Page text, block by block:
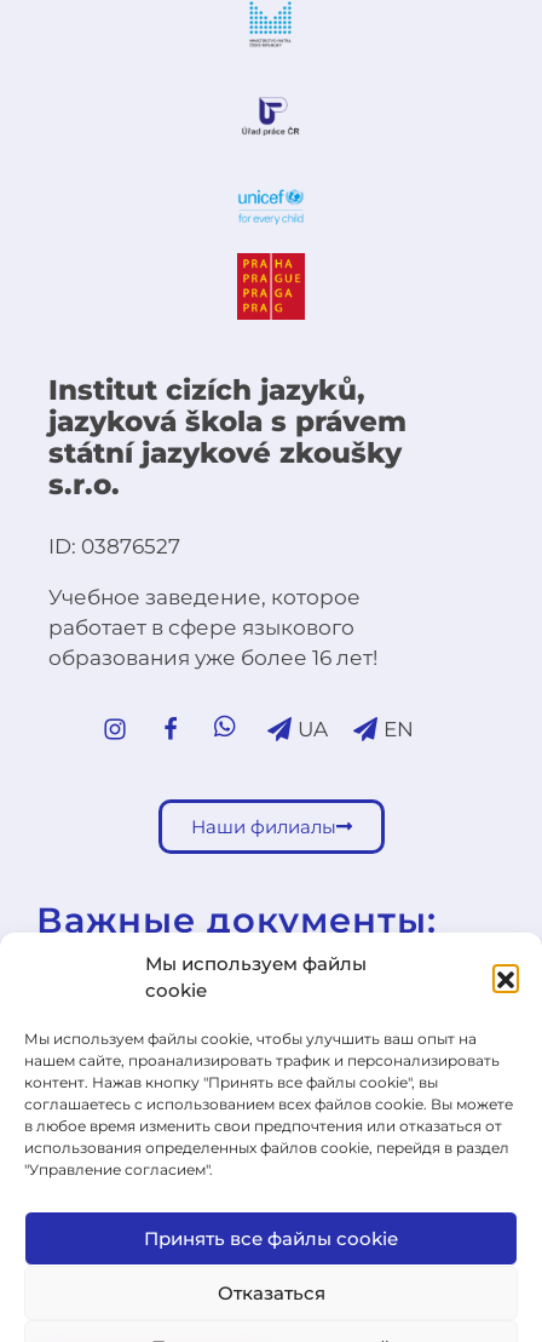
Мы используем файлы
cookie
Мы используем файлы cookie, чтобы улучшить ваш опыт на
нашем сайте, проанализировать трафик и персонализировать
контент. Нажав кнопку "Принять все файлы cookie", вы
соглашаетесь с использованием всех файлов cookie. Вы можете
в любое время изменить свои предпочтения или отказаться от
использования определенных файлов cookie, перейдя в раздел
"Управление согласием".
Принять все файлы cookie
Отказаться
Institut cizích jazyků,
jazyková škola s právem
státní jazykové zkoušky
s.r.o.
ID: 03876527
Учебное заведение, которое
работает в сфере языкового
образования уже более 16 лет!
UA EN
Наши филиалы
Важные документы:
Школьная образовательная программа (ŠVP)
Правила внутреннего распорядка школы
Общие условия продажи
Форма для отказа от договора
Политика конфиденциальности